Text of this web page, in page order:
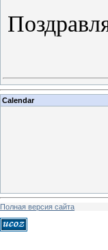
Calendar
Полная версия сайта